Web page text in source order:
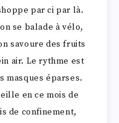
par ci par là.
se balade à vélo,
savoure des fruits
air. Le rythme est
masques éparses.
en ce mois de
de confinement,